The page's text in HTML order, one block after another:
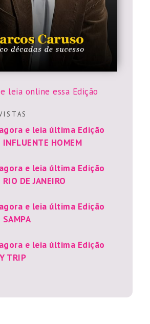
leia online essa Edição
S T A S
e leia última Edição
HOMEM
e leia última Edição
DE JANEIRO
e leia última Edição
e leia última Edição
TRIP